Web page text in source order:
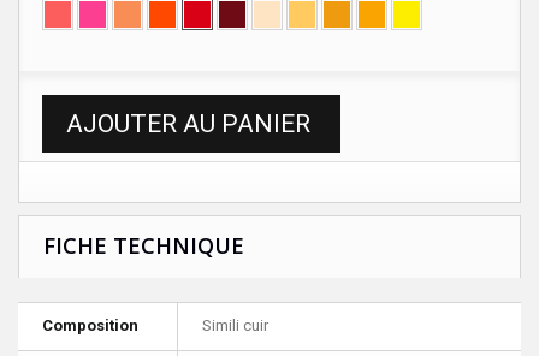
AJOUTER AU PANIER
FICHE TECHNIQUE
Composition Simili cuir